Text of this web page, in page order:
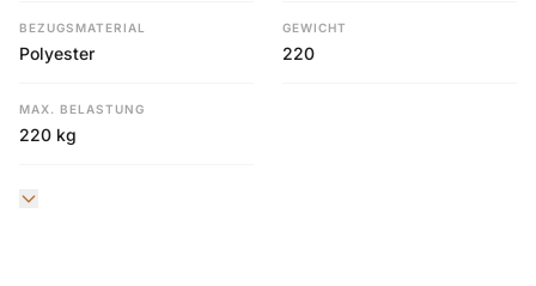
BEZUGSMATERIAL
Polyester
GEWICHT
220
MAX. BELASTUNG
220 kg